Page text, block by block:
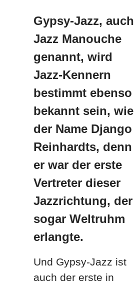
Gypsy-Jazz, auch
Jazz Manouche
genannt, wird
Jazz-Kennern
bestimmt ebenso
bekannt sein, wie
der Name Django
Reinhardts, denn
er war der erste
Vertreter dieser
Jazzrichtung, der
sogar Weltruhm
erlangte.
Und Gypsy-Jazz ist
auch der erste in